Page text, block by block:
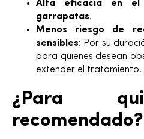
Alta eficacia en
garrapatas.
Menos riesgo de
sensibles: Por su
para quienes desean
extender el tratamiento.
¿Para
recomendado?